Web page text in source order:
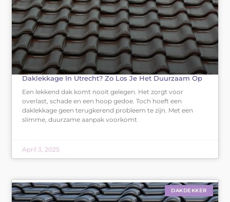
Daklekkage In Utrecht? Zo Los Je Het Duurzaam Op
Een lekkend dak komt nooit gelegen. Het zorgt voor
overlast, schade en een hoop gedoe. Toch hoeft een
daklekkage geen terugkerend probleem te zijn. Met een
slimme, duurzame aanpak voorkomt
April 3, 2025
DAKDEKKER